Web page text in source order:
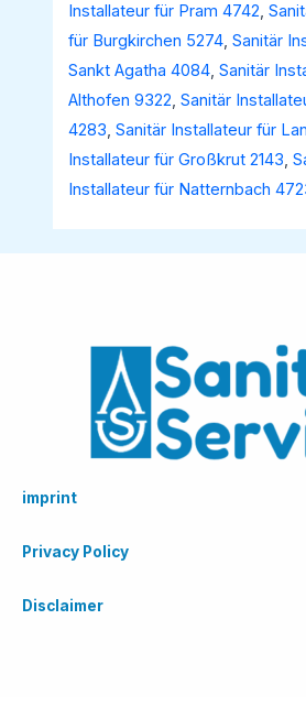
Installateur für Pram 4742,
für Burgkirchen 5274,Sanitär
Sankt Agatha 4084,Sanitär
Althofen 9322,Sanitär
4283,Sanitär Installateur für
Installateur für Großkrut 2143,
Installateur für Natternbach
imprint
Privacy Policy
Disclaimer